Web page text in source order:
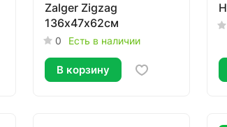
Zalger Zigzag
136х47х62см
0 Есть в наличии
В корзину